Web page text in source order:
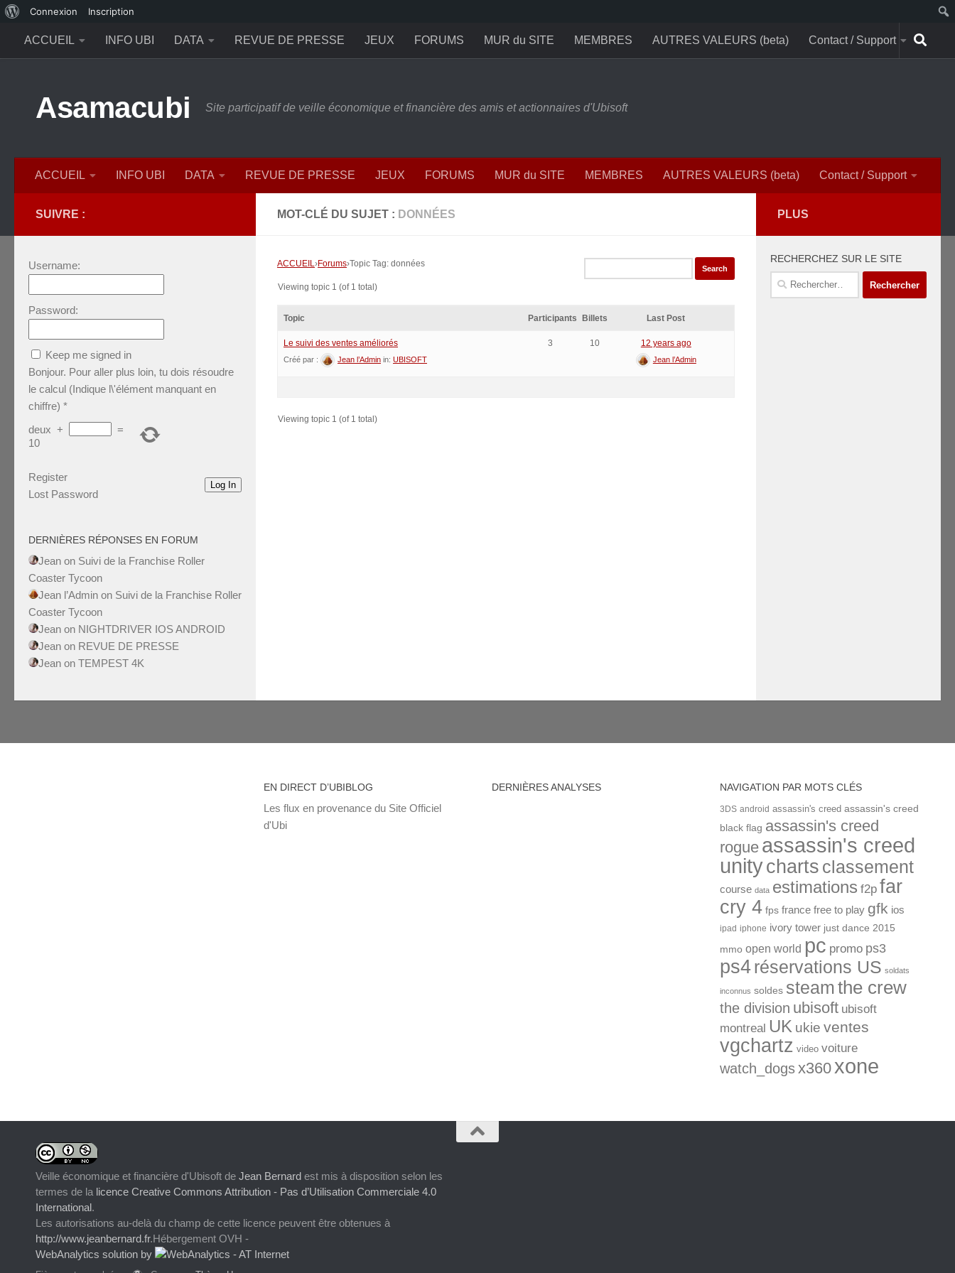
propos
de
Connexion Inscription
ACCUEIL
INFO UBI DATA REVUE DE PRESSE JEUX FORUMS MUR du SITE MEMBRES AUTRES VALEURS (beta) Contact / Support
Asamacubi Site participatif de veille économique et financière des amis et actionnaires d'Ubisoft
ACCUEIL INFO UBI DATA REVUE DE PRESSE JEUX FORUMS MUR du SITE MEMBRES AUTRES VALEURS (beta) Contact / Support
MOT-CLÉ DU SUJET : DONNÉES
ACCUEIL›Forums›Topic Tag: données
Viewing topic 1 (of 1 total)
Topic Participants Billets Last Post
Le suivi des ventes améliorés
Créé par : Jean l’Admin in: UBISOFT
3 10 12 years ago
Jean l’Admin
Viewing topic 1 (of 1 total)
SUIVRE :
Username:
Password:
Keep me signed in
Bonjour. Pour aller plus loin, tu dois résoudre
le calcul (Indique l\'élément manquant en
chiffre) *
deux +
=
10
Log In
Register
Lost Password
DERNIÈRES RÉPONSES EN FORUM
Jean on Suivi de la Franchise Roller
Coaster Tycoon
Jean l’Admin on Suivi de la Franchise Roller
Coaster Tycoon
Jean on NIGHTDRIVER IOS ANDROID
Jean on REVUE DE PRESSE
Jean on TEMPEST 4K
PLUS
RECHERCHEZ SUR LE SITE
Rechercher :
EN DIRECT D’UBIBLOG
Les flux en provenance du Site Officiel
d'Ubi
DERNIÈRES ANALYSES NAVIGATION PAR MOTS CLÉS
3DS android assassin's creed assassin's creed
black flag assassin's creed
rogue assassin's creed
unitycharts classement
course data estimations f2p far
cry 4 fps france free to play gfk ios
ipad iphone ivory tower just dance 2015
mmo open world pc promo ps3
ps4réservations US soldats
inconnus soldes steamthe crew
the division ubisoft ubisoft
montreal UK ukie ventes
vgchartz video voiture
watch_dogsx360 xone
Veille économique et financière d'Ubisoft de Jean Bernard est mis à disposition selon les
termes de la licence Creative Commons Attribution - Pas d’Utilisation Commerciale 4.0
International.
Les autorisations au-delà du champ de cette licence peuvent être obtenues à
http://www.jeanbernard.fr.Hébergement OVH -
WebAnalytics solution by